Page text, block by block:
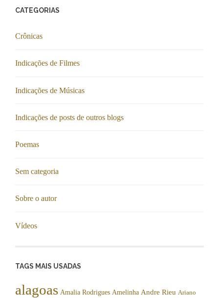
CATEGORIAS
Crônicas
Indicações de Filmes
Indicações de Músicas
Indicações de posts de outros blogs
Poemas
Sem categoria
Sobre o autor
Vídeos
TAGS MAIS USADAS
alagoas Amalia Rodrigues Amelinha Andre Rieu Ariano